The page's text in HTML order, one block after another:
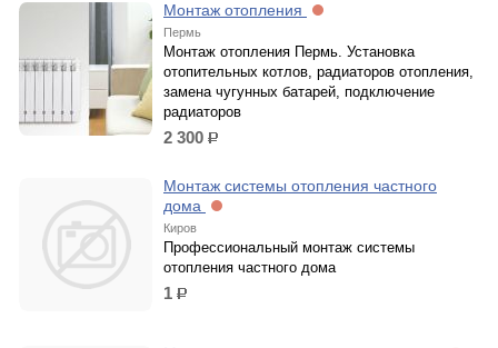
Монтаж отопления
Пермь
Монтаж отопления Пермь. Установка
отопительных котлов, радиаторов отопления,
замена чугунных батарей, подключение
радиаторов
2 300 р.
Монтаж системы отопления частного
дома
Киров
Профессиональный монтаж системы
отопления частного дома
1 р.